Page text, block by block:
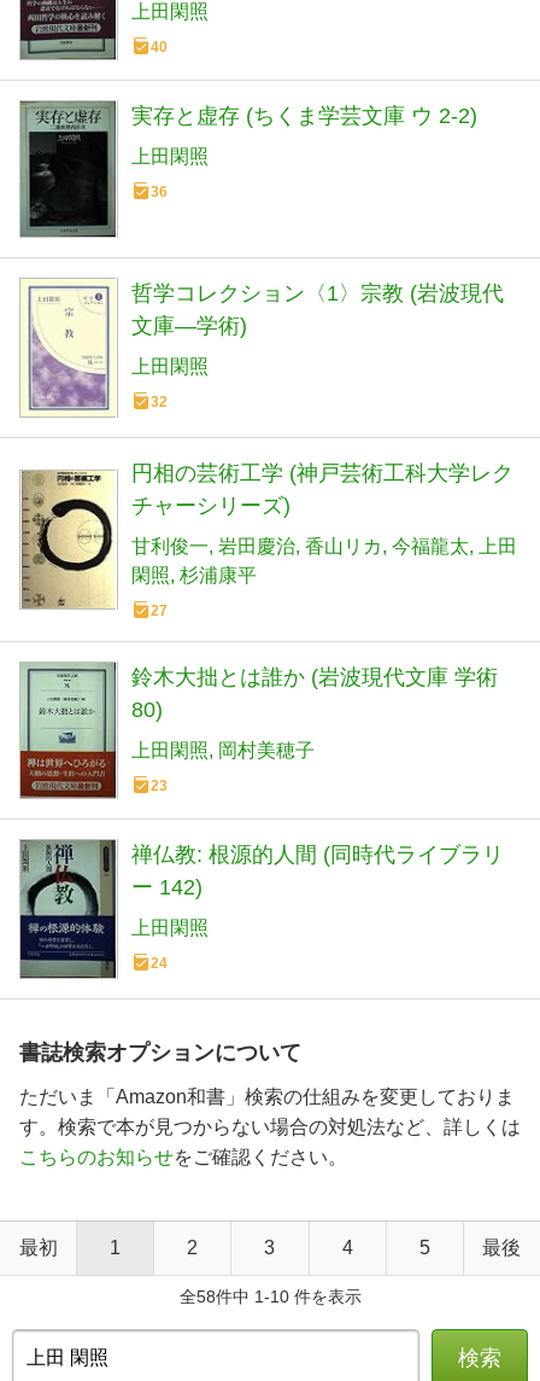
上田閑照
40
実存と虚存 (ちくま学芸文庫 ウ 2-2)
上田閑照
36
哲学コレクション〈1〉宗教 (岩波現代
文庫―学術)
上田閑照
32
円相の芸術工学 (神戸芸術工科大学レク
チャーシリーズ)
甘利俊一 岩田慶治 香山リカ 今福龍太
上田
閑照 杉浦康平
27
鈴木大拙とは誰か (岩波現代文庫 学術
80)
上田閑照 岡村美穂子
23
禅仏教: 根源的人間 (同時代ライブラリ
ー 142)
上田閑照
24
書誌検索オプションについて
ただいま「Amazon和書」検索の仕組みを変更しておりま
す。検索で本が見つからない場合の対処法など、詳しくは
こちらのお知らせをご確認ください。
最初 1 2 3 4 5 最後
全58件中 1-10 件を表示
検索